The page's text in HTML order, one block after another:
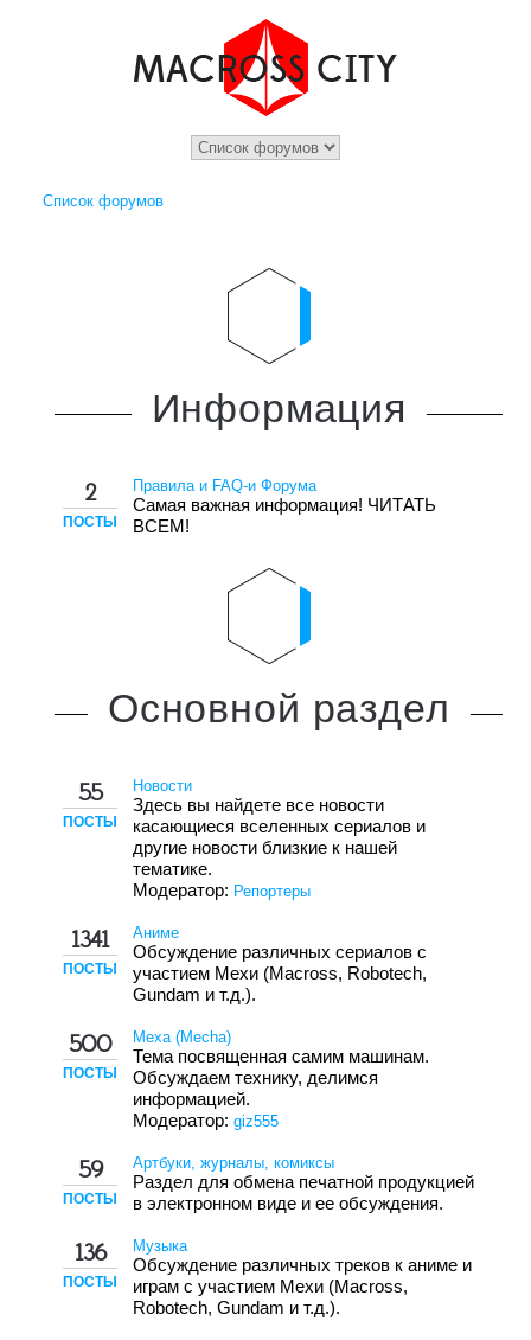
Список форумов
Информация
2
ПОСТЫ
Правила и FAQ-и Форума
Самая важная информация! ЧИТАТЬ
ВСЕМ!
Основной раздел
55
ПОСТЫ
Новости
Здесь вы найдете все новости
касающиеся вселенных сериалов и
другие новости близкие к нашей
тематике.
Модератор: Репортеры
1341
ПОСТЫ
Аниме
Обсуждение различных сериалов с
участием Мехи (Macross, Robotech,
Gundam и т.д.).
500
ПОСТЫ
Меха (Mecha)
Тема посвященная самим машинам.
Обсуждаем технику, делимся
информацией.
Модератор: giz555
59
ПОСТЫ
Артбуки, журналы, комиксы
Раздел для обмена печатной продукцией
в электронном виде и ее обсуждения.
136
ПОСТЫ
Музыка
Обсуждение различных треков к аниме и
играм с участием Мехи (Macross,
Robotech, Gundam и т.д.).